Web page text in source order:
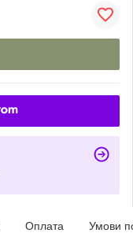
Оплата Умови